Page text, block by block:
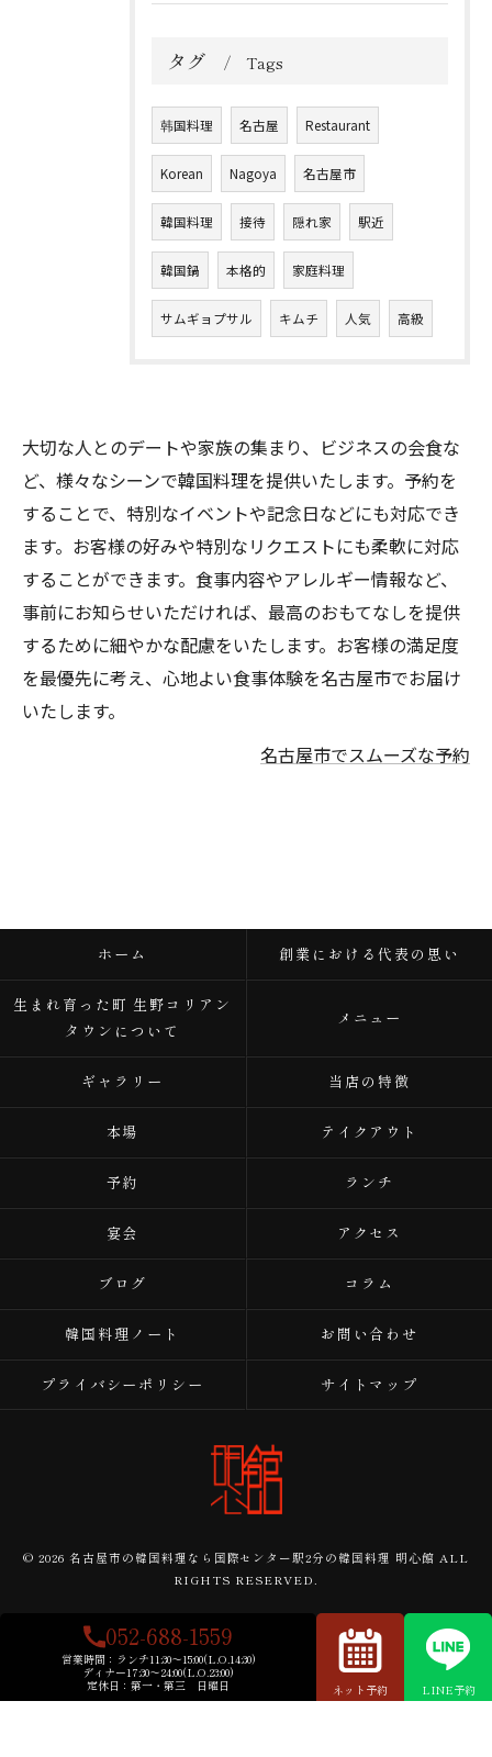
タグ Tags
韩国料理 名古屋 Restaurant
Korean Nagoya 名古屋市
韓国料理 接待 隠れ家 駅近
韓国鍋 本格的 家庭料理
サムギョプサル キムチ 人気 高級
大切な人とのデートや家族の集まり、ビジネスの会食な
ど、様々なシーンで韓国料理を提供いたします。予約を
することで、特別なイベントや記念日などにも対応でき
ます。お客様の好みや特別なリクエストにも柔軟に対応
することができます。食事内容やアレルギー情報など、
事前にお知らせいただければ、最高のおもてなしを提供
するために細やかな配慮をいたします。お客様の満足度
を最優先に考え、心地よい食事体験を名古屋市でお届け
いたします。
名古屋市でスムーズな予約
052-688-1559
営業時間： ランチ11:30～15:00(L.O.14:30)
ディナー17:30～24:00(L.O.23:00)
定休日： 第一・第三 日曜日 ネット予約 LINE予約
ホーム 創業における代表の思い
生まれ育った町 生野コリアン
タウンについて
メニュー
ギャラリー 当店の特徴
本場 テイクアウト
予約 ランチ
宴会 アクセス
ブログ コラム
韓国料理ノート お問い合わせ
プライバシーポリシー サイトマップ
© 2026 名古屋市の韓国料理なら国際センター駅2分の韓国料理 明心館 ALL
RIGHTS RESERVED.